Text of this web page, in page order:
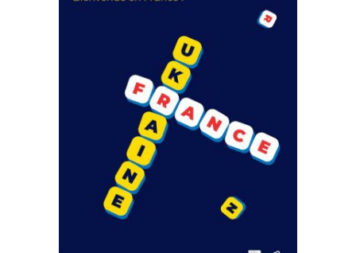
FEUILLETER